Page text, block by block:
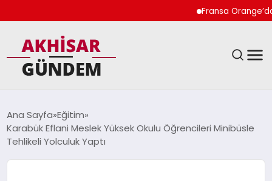
Fransa Orange’da
DÜNYA
Ana Sayfa Eğitim
Karabük Eflani Meslek Yüksek Okulu Öğrencileri Minibüsle
Tehlikeli Yolculuk Yaptı